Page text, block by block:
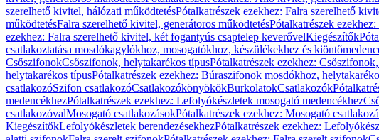
szerelhető kivitel, hálózati működtetésPótalkatrészek ezekhez: Falra szerelhető
működtetésFalra szerelhető kivitel, generátoros működtetésPótalkatrészek
ezekhez: Falra szerelhető kivitel, két fogantyús csaptelep keverővelKiegészítők
csatlakoztatása mosdókagylókhoz, mosogatókhoz, készülékekhez és
CsőszifonokCsőszifonok, helytakarékos típusPótalkatrészek ezekhez:
helytakarékos típusPótalkatrészek ezekhez: Búraszifonok mosdókhoz,
csatlakozóSzifon csatlakozóCsatlakozókönyökökBurkolatokCsatlakozók
medencékhezPótalkatrészek ezekhez: Lefolyókészletek mosogató medencékhez
csatlakozóvalMosogató csatlakozásokPótalkatrészek ezekhez: Mosogató
KiegészítőkLefolyókészletek berendezésekhezPótalkatrészek ezekhez: